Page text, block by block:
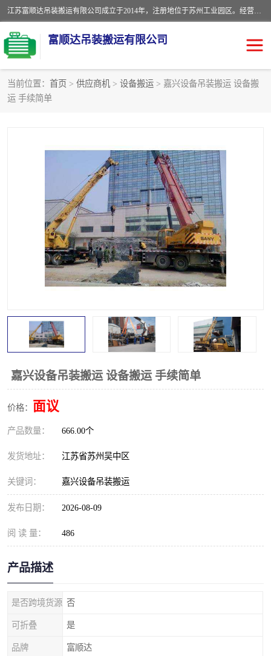
江苏富顺达吊装搬运有限公司成立于2014年，注册地位于苏州工业园区。经营范围包括起重吊装、搬运装卸服务；叉车、吊车租赁；水电安装；机电工程施工及维护；机电设备安装；家政服务、保洁服务。苏州搬运公司，苏州叉车出租，苏州吊车出租，苏州工厂设备搬运，专业设备吊装服务。
富顺达吊装搬运有限公司
当前位置： 首页 > 供应商机 > 设备搬运 > 嘉兴设备吊装搬运 设备搬
运 手续简单
嘉兴设备吊装搬运 设备搬运 手续简单
价格： 面议
产品数量： 666.00个
发货地址： 江苏省苏州吴中区
关键词： 嘉兴设备吊装搬运
发布日期： 2026-08-09
阅 读 量： 486
产品描述
是否跨境货源 否
可折叠 是
品牌 富顺达
苏州设备搬运吊装服务
起重吊装
吊装公司
工厂设备搬运 专业设备吊装服务
吊车出租租赁服务 叉车出租租赁服务